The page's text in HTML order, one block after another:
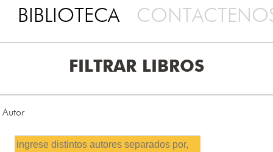
BIBLIOTECA
FILTRAR LIBROS
Autor